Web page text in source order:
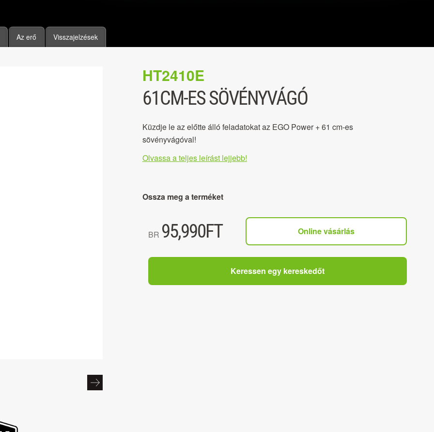
Az erő Visszajelzések
HT2410E
61CM-ES SÖVÉNYVÁGÓ
Küzdje le az előtte álló feladatokat az EGO Power + 61 cm-es
sövényvágóval!
Olvassa a teljes leírást lejjebb!
Ossza meg a terméket
BR 95,990FT Online vásárlás
Keressen egy kereskedőt